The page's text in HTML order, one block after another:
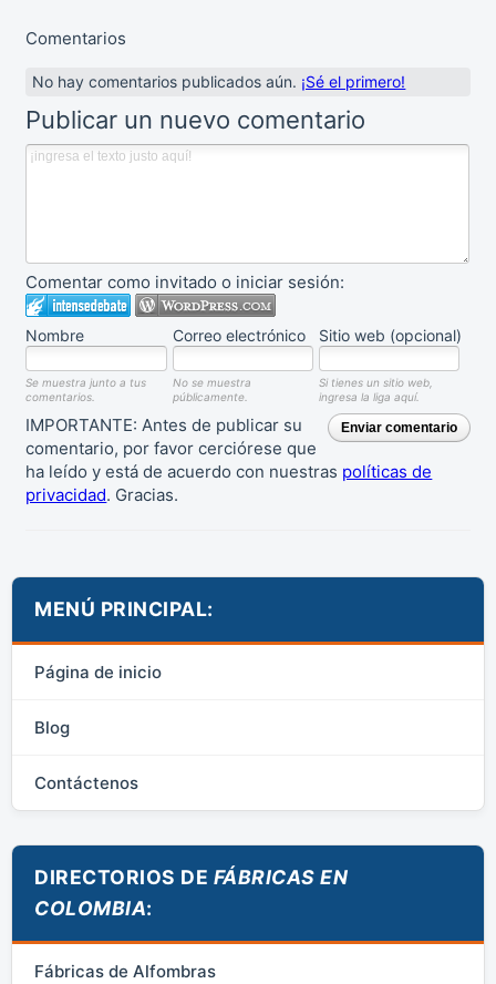
Comentarios
No hay comentarios publicados aún. ¡Sé el primero!
Publicar un nuevo comentario
Comentar como invitado o iniciar sesión:
Nombre Correo electrónico Sitio web (opcional)
Se muestra junto a tus
comentarios.
No se muestra
públicamente.
Si tienes un sitio web,
ingresa la liga aquí.
Enviar comentario
IMPORTANTE: Antes de publicar su
comentario, por favor cerciórese que
ha leído y está de acuerdo con nuestras políticas de
privacidad. Gracias.
MENÚ PRINCIPAL:
Página de inicio
Blog
Contáctenos
DIRECTORIOS DE FÁBRICAS EN
COLOMBIA:
Fábricas de Alfombras